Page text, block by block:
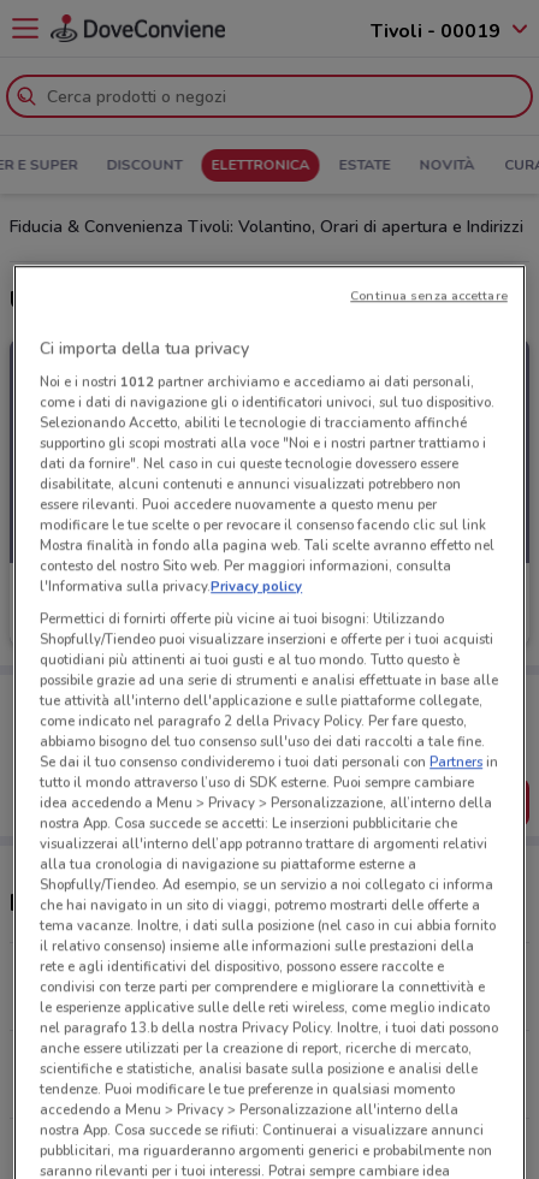
Tivoli - 00019
E SUPER DISCOUNT ELETTRONICA ESTATE NOVITÀ
Fiducia & Convenienza Tivoli: Volantino, Orari di apertura e Indirizzi
Fiducia & Convenienza
Scade il 15/08
Porta DoveConviene sempre con te!
Puoi trovare le migliori offerte dei negozi vicino a te,
salvarle e creare la tua lista del risparmio, comodamente
dal tuo cellulare.
SCARICA L’APP
Negozi Fiducia & Convenienza a Tivoli
Piazza Palatina, 19 Tivoli
2.5 km
CORSO ITALIA, 44 Guidonia Montecelio
3.3 km
CHIUSO
Via Prenestina, 257 Roma
Ci importa della tua privacy
Noi e i nostri 1012partner archiviamo e accediamo ai dati personali,
come i dati di navigazione gli o identificatori univoci, sul tuo dispositivo.
Selezionando Accetto, abiliti le tecnologie di tracciamento affinché
supportino gli scopi mostrati alla voce "Noi e i nostri partner trattiamo i
dati da fornire". Nel caso in cui queste tecnologie dovessero essere
disabilitate, alcuni contenuti e annunci visualizzati potrebbero non
essere rilevanti. Puoi accedere nuovamente a questo menu per
modificare le tue scelte o per revocare il consenso facendo clic sul link
Mostra finalità in fondo alla pagina web. Tali scelte avranno effetto nel
contesto del nostro Sito web. Per maggiori informazioni, consulta
l'Informativa sulla privacy.Privacy policy
Permettici di fornirti offerte più vicine ai tuoi bisogni: Utilizzando
Shopfully/Tiendeo puoi visualizzare inserzioni e offerte per i tuoi acquisti
quotidiani più attinenti ai tuoi gusti e al tuo mondo. Tutto questo è
possibile grazie ad una serie di strumenti e analisi effettuate in base alle
tue attività all'interno dell'applicazione e sulle piattaforme collegate,
come indicato nel paragrafo 2 della Privacy Policy. Per fare questo,
abbiamo bisogno del tuo consenso sull'uso dei dati raccolti a tale fine.
Se dai il tuo consenso condivideremo i tuoi dati personali conPartnersin
tutto il mondo attraverso l’uso di SDK esterne. Puoi sempre cambiare
idea accedendo a Menu > Privacy > Personalizzazione, all’interno della
nostra App. Cosa succede se accetti: Le inserzioni pubblicitarie che
visualizzerai all'interno dell’app potranno trattare di argomenti relativi
alla tua cronologia di navigazione su piattaforme esterne a
Shopfully/Tiendeo. Ad esempio, se un servizio a noi collegato ci informa
che hai navigato in un sito di viaggi, potremo mostrarti delle offerte a
tema vacanze. Inoltre, i dati sulla posizione (nel caso in cui abbia fornito
il relativo consenso) insieme alle informazioni sulle prestazioni della
rete e agli identificativi del dispositivo, possono essere raccolte e
condivisi con terze parti per comprendere e migliorare la connettività e
le esperienze applicative sulle delle reti wireless, come meglio indicato
nel paragrafo 13.b della nostra Privacy Policy. Inoltre, i tuoi dati possono
anche essere utilizzati per la creazione di report, ricerche di mercato,
scientifiche e statistiche, analisi basate sulla posizione e analisi delle
tendenze. Puoi modificare le tue preferenze in qualsiasi momento
accedendo a Menu > Privacy > Personalizzazione all'interno della
nostra App. Cosa succede se rifiuti: Continuerai a visualizzare annunci
pubblicitari, ma riguarderanno argomenti generici e probabilmente non
saranno rilevanti per i tuoi interessi. Potrai sempre cambiare idea
Continua senza accettare